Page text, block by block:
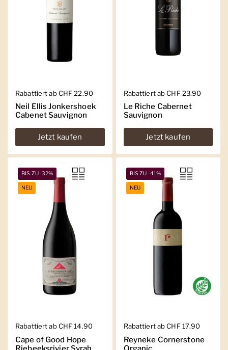
Regulärer Preis
Rabattiert ab CHF 22.90
Neil Ellis Jonkershoek
Cabenet Sauvignon
Jetzt kaufen
Regulärer Preis
Rabattiert ab CHF 23.90
Le Riche Cabernet
Sauvignon
Jetzt kaufen
Regulärer Preis
Rabattiert ab CHF 14.90
Cape of Good Hope
BIS ZU -32%
NEU
Regulärer Preis
Rabattiert ab CHF 17.90
Reyneke Cornerstone
BIS ZU -41%
NEU